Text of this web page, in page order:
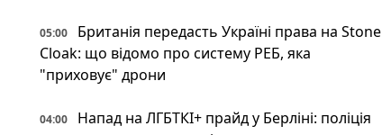
05:00
Британія передасть Україні права на Stone
Cloak: що відомо про систему РЕБ, яка
"приховує" дрони
04:00
Напад на ЛГБТКІ+ прайд у Берліні: поліція